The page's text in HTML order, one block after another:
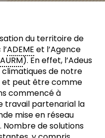
du territoire de
ADEME et l’Agence
AURM). En effet, l’Adeus
de notre
et peut être comme
commencé à
travail partenarial la
mise en réseau
de solutions